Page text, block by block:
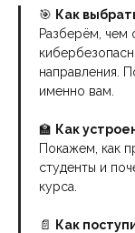
🎯 Как
Разберём, чем
направления.
именно вам.
🏫 Как
Покажем, как
студенты и
курса.
📄 Как